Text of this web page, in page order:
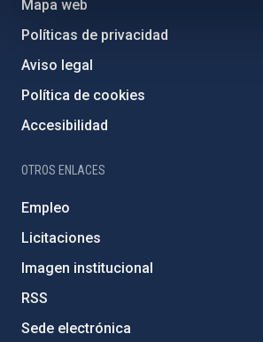
Mapa web
Políticas de privacidad
Aviso legal
Política de cookies
Accesibilidad
OTROS ENLACES
Empleo
Licitaciones
Imagen institucional
RSS
Sede electrónica